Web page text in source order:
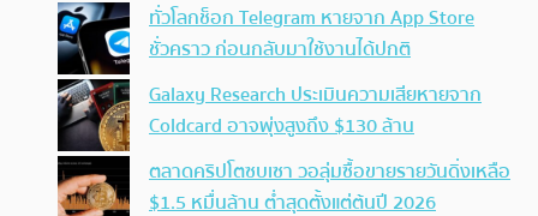
ทั่วโลกช็อก Telegram หายจาก App Store
ชั่วคราว ก่อนกลับมาใช้งานได้ปกติ
Galaxy Research ประเมินความเสียหายจาก
Coldcard อาจพุ่งสูงถึง $130 ล้าน
ตลาดคริปโตซบเซา วอลุ่มซื้อขายรายวันดิ่งเหลือ
$1.5 หมื่นล้าน ต่ำสุดตั้งแต่ต้นปี 2026